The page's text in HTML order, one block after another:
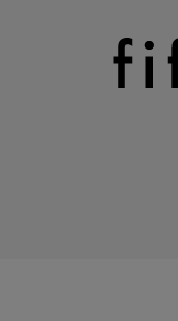
この夏の主役確定！